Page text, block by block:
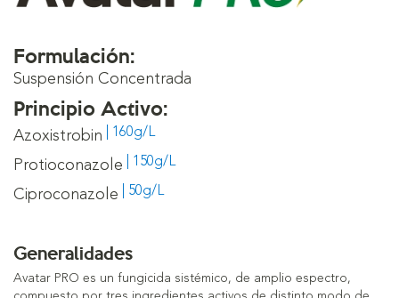
Formulación:
Suspensión Concentrada
Principio Activo:
Azoxistrobin | 160g/L
Protioconazole | 150g/L
Ciproconazole | 50g/L
Generalidades
Avatar PRO es un fungicida sistémico, de amplio espectro,